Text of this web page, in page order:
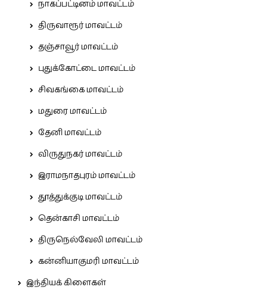
நாகப்பட்டினம் மாவட்டம்
திருவாரூர் மாவட்டம்
தஞ்சாவூர் மாவட்டம்
புதுக்கோட்டை மாவட்டம்
சிவகங்கை மாவட்டம்
மதுரை மாவட்டம்
தேனி மாவட்டம்
விருதுநகர் மாவட்டம்
இராமநாதபுரம் மாவட்டம்
தூத்துக்குடி மாவட்டம்
தென்காசி மாவட்டம்
திருநெல்வேலி மாவட்டம்
கன்னியாகுமரி மாவட்டம்
இந்தியக் கிளைகள்